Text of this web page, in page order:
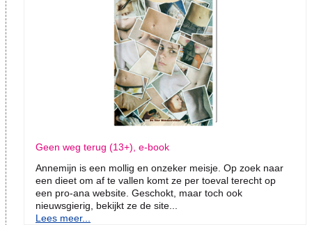
Geen weg terug (13+), e-book
Annemijn is een mollig en onzeker meisje. Op zoek naar
een dieet om af te vallen komt ze per toeval terecht op
een pro-ana website. Geschokt, maar toch ook
nieuwsgierig, bekijkt ze de site...
Lees meer...